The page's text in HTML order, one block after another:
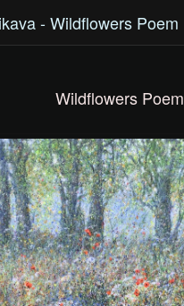
- Wildflowers Poem
Wildflowers Poem